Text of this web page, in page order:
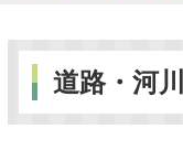
道路・河川